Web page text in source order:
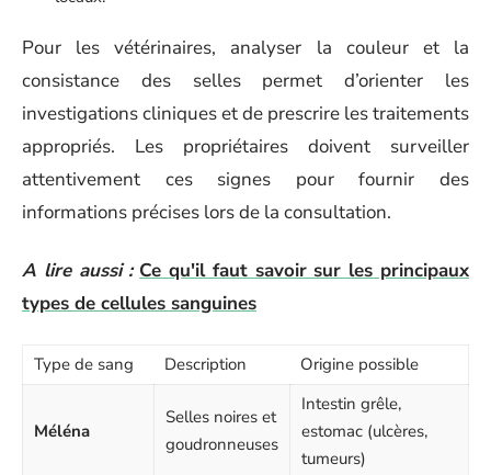
Pour les vétérinaires, analyser la couleur et la
consistance des selles permet d’orienter les
investigations cliniques et de prescrire les traitements
appropriés. Les propriétaires doivent surveiller
attentivement ces signes pour fournir des
informations précises lors de la consultation.
A lire aussi : Ce qu'il faut savoir sur les principaux
types de cellules sanguines
Type de sang Description Origine possible
Méléna
Selles noires et
goudronneuses
Intestin grêle,
estomac (ulcères,
tumeurs)